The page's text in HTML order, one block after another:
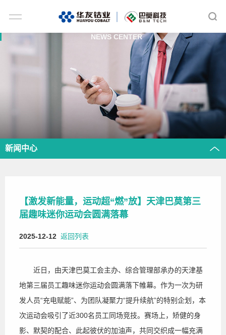
NEWS CENTER
新闻中心
【激发新能量，运动超“燃”放】天津巴莫第三
届趣味迷你运动会圆满落幕
2025-12-12 返回列表
近日，由天津巴莫工会主办、综合管理部承办的天津基
地第三届员工趣味迷你运动会圆满落下帷幕。作为一次为研
发人员“充电赋能”、为团队凝聚力“提升续航”的特别企划，本
次运动会吸引了近300名员工同场竞技。赛场上，矫健的身
影、默契的配合、此起彼伏的加油声，共同交织成一幅充满